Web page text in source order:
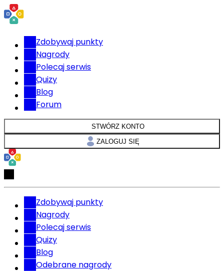
Zdobywaj punkty
Nagrody
Polecaj serwis
Quizy
Blog
Forum
STWÓRZ KONTO
ZALOGUJ SIĘ
Zdobywaj punkty
Nagrody
Polecaj serwis
Quizy
Blog
Odebrane nagrody